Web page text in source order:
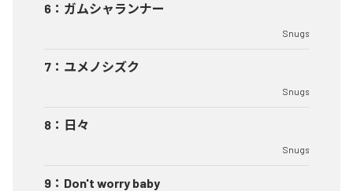
6 ： ガムシャランナー
Snugs
7 ： ユメノシズク
Snugs
8 ： 日々
Snugs
9 ： Don't worry baby